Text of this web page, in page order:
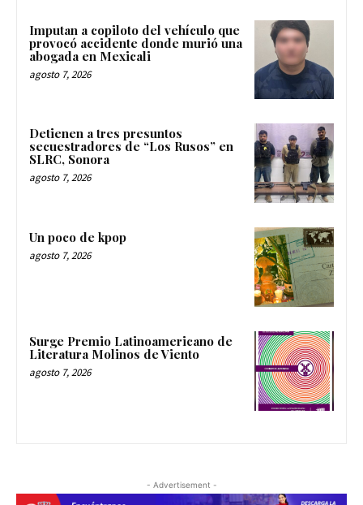
Imputan a copiloto del vehículo que
provocó accidente donde murió una
abogada en Mexicali
agosto 7, 2026
Detienen a tres presuntos
secuestradores de “Los Rusos” en
SLRC, Sonora
agosto 7, 2026
Un poco de kpop
agosto 7, 2026
Surge Premio Latinoamericano de
Literatura Molinos de Viento
agosto 7, 2026
- Advertisement -